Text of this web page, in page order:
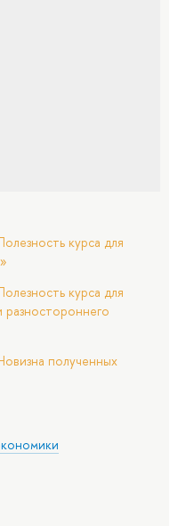
курса для
курса для
разностороннего
полученных